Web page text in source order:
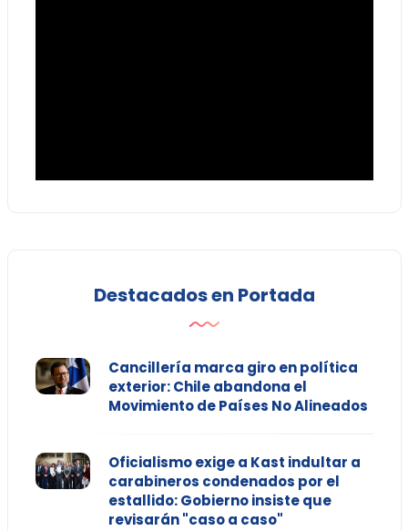
Destacados en Portada
Cancillería marca giro en política
exterior: Chile abandona el
Movimiento de Países No Alineados
Oficialismo exige a Kast indultar a
carabineros condenados por el
estallido: Gobierno insiste que
revisarán "caso a caso"